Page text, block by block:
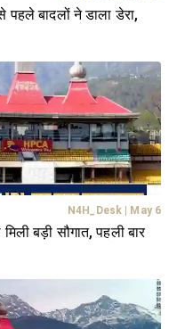
पहले बादलों ने डाला डेरा,
N4H_Desk May 6
बड़ी सौगात, पहली बार